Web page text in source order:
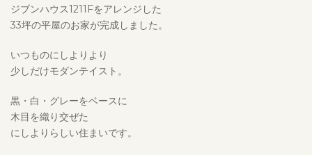
ジブンハウス1211Fをアレンジした
33坪の平屋のお家が完成しました。
いつものにしよりより
少しだけモダンテイスト。
黒・白・グレーをベースに
木目を織り交ぜた
にしよりらしい住まいです。